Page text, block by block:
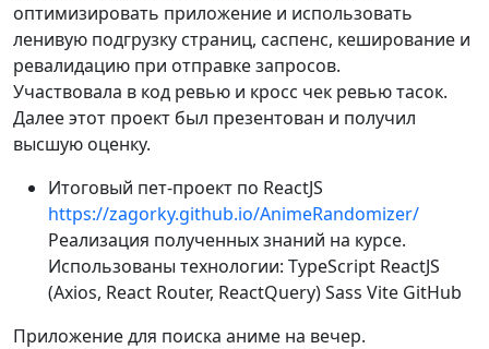
оптимизировать приложение и использовать
ленивую подгрузку страниц, саспенс, кеширование и
ревалидацию при отправке запросов.
Участвовала в код ревью и кросс чек ревью тасок.
Далее этот проект был презентован и получил
высшую оценку.
Итоговый пет-проект по ReactJS
https://zagorky.github.io/AnimeRandomizer/
Реализация полученных знаний на курсе.
Использованы технологии: TypeScript ReactJS
(Axios, React Router, ReactQuery) Sass Vite GitHub
Приложение для поиска аниме на вечер.